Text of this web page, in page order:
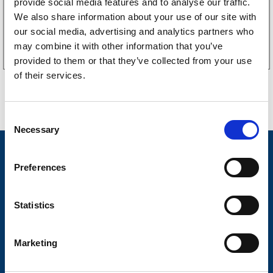
provide social media features and to analyse our traffic.
We also share information about your use of our site with
our social media, advertising and analytics partners who
may combine it with other information that you’ve
provided to them or that they’ve collected from your use
of their services.
o
Necessary
Preferences
Statistics
Marketing
Köp online
Släpvagnsservice
Frågor & Svar
Butikskoncept